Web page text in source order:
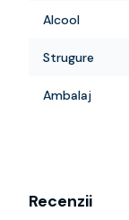
Alcool
Strugure
Ambalaj
Recenzii